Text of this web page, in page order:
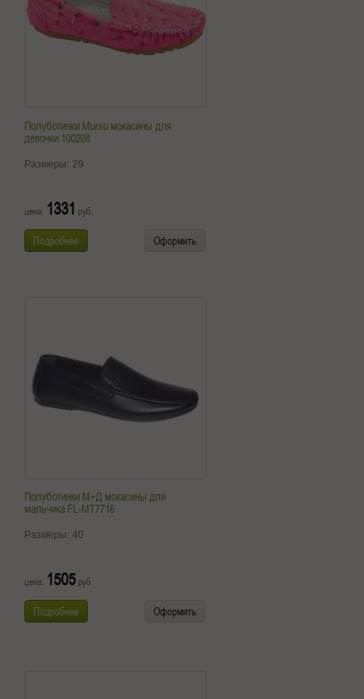
Полуботинки Mursu мокасины для
девочки 100208
Размеры: 29
цена: 1331 руб.
Подробнее Оформить
Полуботинки М+Д мокасины для
мальчика FL-MT7716
Размеры: 40
цена: 1505 руб.
Подробнее Оформить